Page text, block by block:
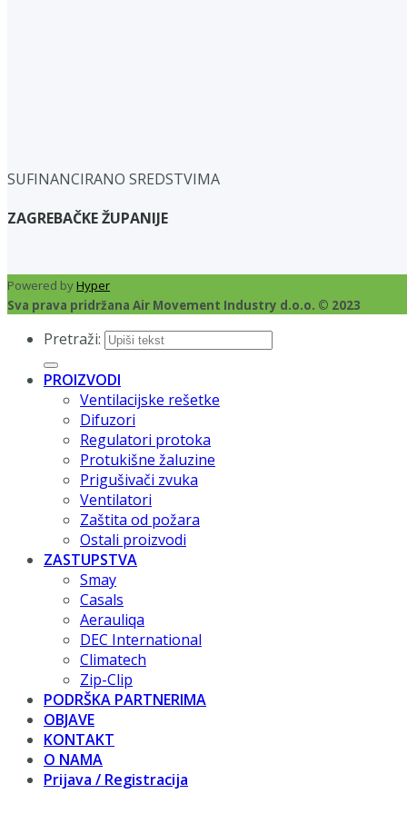
SUFINANCIRANO SREDSTVIMA
ZAGREBAČKE ŽUPANIJE
Powered byHyper
Sva prava pridržana Air Movement Industry d.o.o. © 2023
Pretraži:
PROIZVODI
Ventilacijske rešetke
Difuzori
Regulatori protoka
Protukišne žaluzine
Prigušivači zvuka
Ventilatori
Zaštita od požara
Ostali proizvodi
ZASTUPSTVA
Smay
Casals
Aerauliqa
DEC International
Climatech
Zip-Clip
PODRŠKA PARTNERIMA
OBJAVE
KONTAKT
O NAMA
Prijava / Registracija